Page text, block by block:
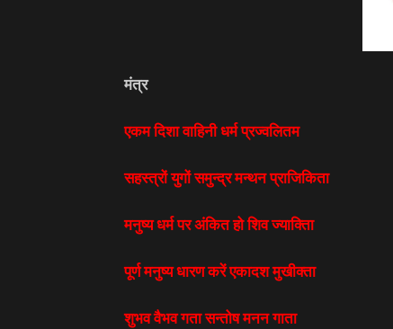
मंत्र
एकम दिशा वाहिनी धर्म प्रज्वलितम
सहस्त्रों युगों समुन्द्र मन्थन प्राजिकिता
मनुष्य धर्म पर अंकित हो शिव ज्याक्तिा
पूर्ण मनुष्य धारण करें एकादश मुखीक्ता
शुभव वैभव गता सन्तोष मनन गाता